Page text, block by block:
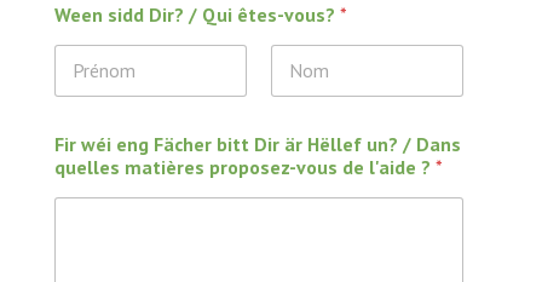
Ween sidd Dir? / Qui êtes-vous? *
Fir wéi eng Fächer bitt Dir är Hëllef un? / Dans
quelles matières proposez-vous de l'aide ? *